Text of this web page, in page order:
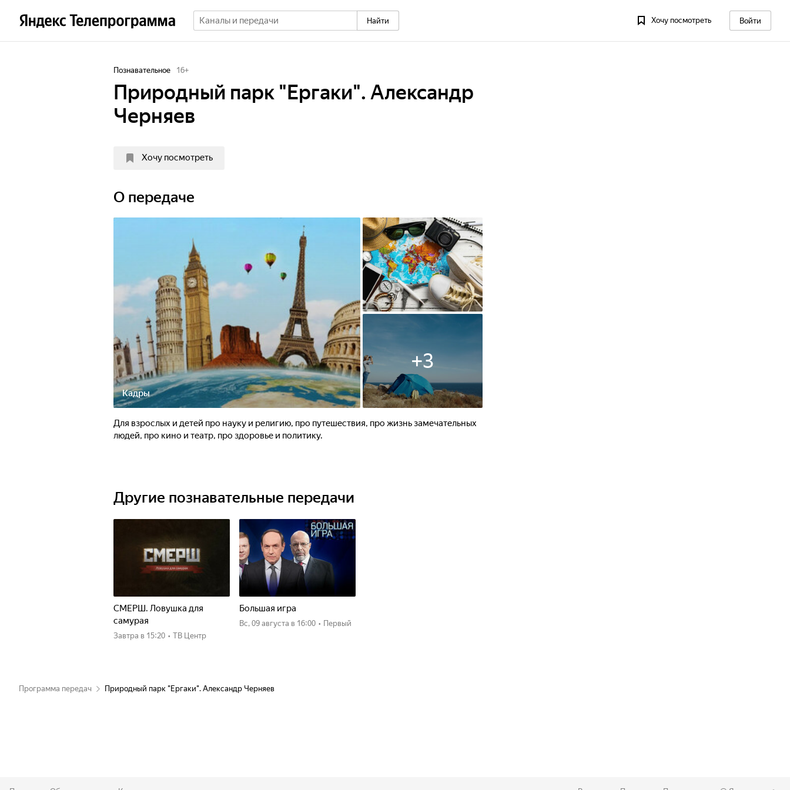
Найти Хочу посмотреть Войти
Познавательное 16+
Природный парк "Ергаки". Александр
Черняев
Хочу посмотреть
О передаче
Кадры
+3
Для взрослых и детей про науку и религию, про путешествия, про жизнь замечательных
людей, про кино и театр, про здоровье и политику.
Другие познавательные передачи
СМЕРШ. Ловушка для
самурая
Завтра в 15:20 • ТВ Центр
Большая игра
вс, 09 августа в 16:00 • Первый
Программа передач Природный парк "Ергаки". Александр Черняев